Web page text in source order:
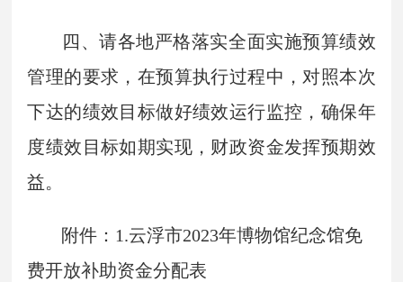
四、请各地严格落实全面实施预算绩效
管理的要求，在预算执行过程中，对照本次
下达的绩效目标做好绩效运行监控，确保年
度绩效目标如期实现，财政资金发挥预期效
益。
附件：1.云浮市2023年博物馆纪念馆免
费开放补助资金分配表